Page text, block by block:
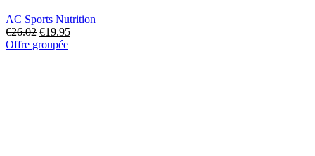
AC Sports Nutrition
€26.02 Le
prix
€19.95
Offre groupée